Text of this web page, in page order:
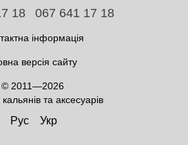
18 067 641 17 18
інформація
версія сайту
© 2011—2026
та аксесуарів
Рус Укр